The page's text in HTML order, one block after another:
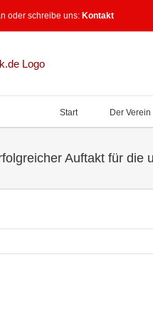
oder schreibe uns: Kontakt
Start Der Verein
Auftakt für die